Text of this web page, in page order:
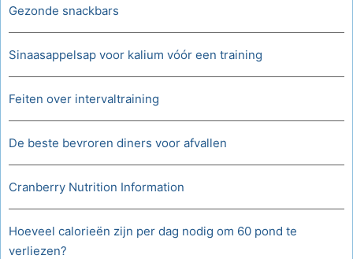
Gezonde snackbars
Sinaasappelsap voor kalium vóór een training
Feiten over intervaltraining
De beste bevroren diners voor afvallen
Cranberry Nutrition Information
Hoeveel calorieën zijn per dag nodig om 60 pond te
verliezen?